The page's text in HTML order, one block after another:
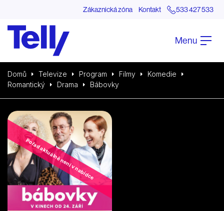
Zákaznická zóna Kontakt 533 427 533
Menu
Domů Televize Program Filmy
Komedie
Romantický
Drama Bábovky
Pořad aktuálně není v nabídce